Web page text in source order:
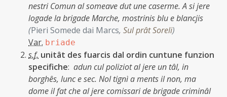
nestri Comun al someave dut une caserme. A si jere
logade la brigade Marche, mostrinis blu e blancjis
(Pieri Somede dai Marcs, Sul prât Soreli)
Var. briade
s.f. unitât des fuarcis dal ordin cuntune funzion
specifiche: adun cul poliziot al jere un tâl, in
borghês, lunc e sec. Nol tignì a ments il non, ma
dome il fat che al jere comissari de brigade criminâl